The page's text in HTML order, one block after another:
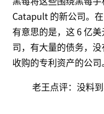
Catapult 的新公司。
有意思的是，这 6 亿
司，有大量的债务，
收购的专利资产的公司
老王点评：没料